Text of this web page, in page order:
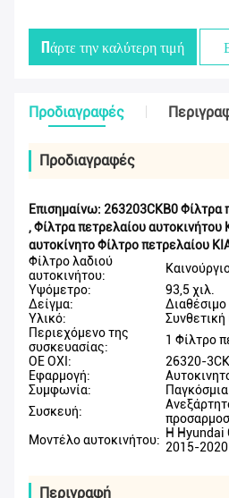
Πάρτε την καλύτερη τιμή
Προδιαγραφές
Προδιαγραφές
Επισημαίνω: 263203CKB0 Φίλτρα
,Φίλτρα πετρελαίου αυτοκινήτου
αυτοκίνητο Φίλτρο πετρελαίου
Φίλτρο λαδιού
αυτοκινήτου:
Υψόμετρο:
93,5 χιλ.
Δείγμα:
Διαθέσιμο
Υλικό:
Συνθετική
Περιεχόμενο της
συσκευασίας:
1 Φίλτρο
ΟΕ ΟΧΙ:
26320-
Εφαρμογή:
Συμφωνία:
Παγκόσμια
Συσκευή:
Μοντέλο αυτοκινήτου: Η Hyundai
2015-2020
Περιγραφή